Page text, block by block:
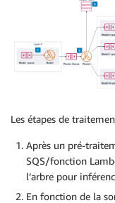
Les étapes de
Après un pré-
SQS/fonction
l’arbre pour
En fonction de la